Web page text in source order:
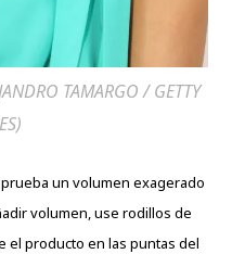
TAMARGO / GETTY
un volumen exagerado
volumen, use rodillos de
el producto en las puntas del